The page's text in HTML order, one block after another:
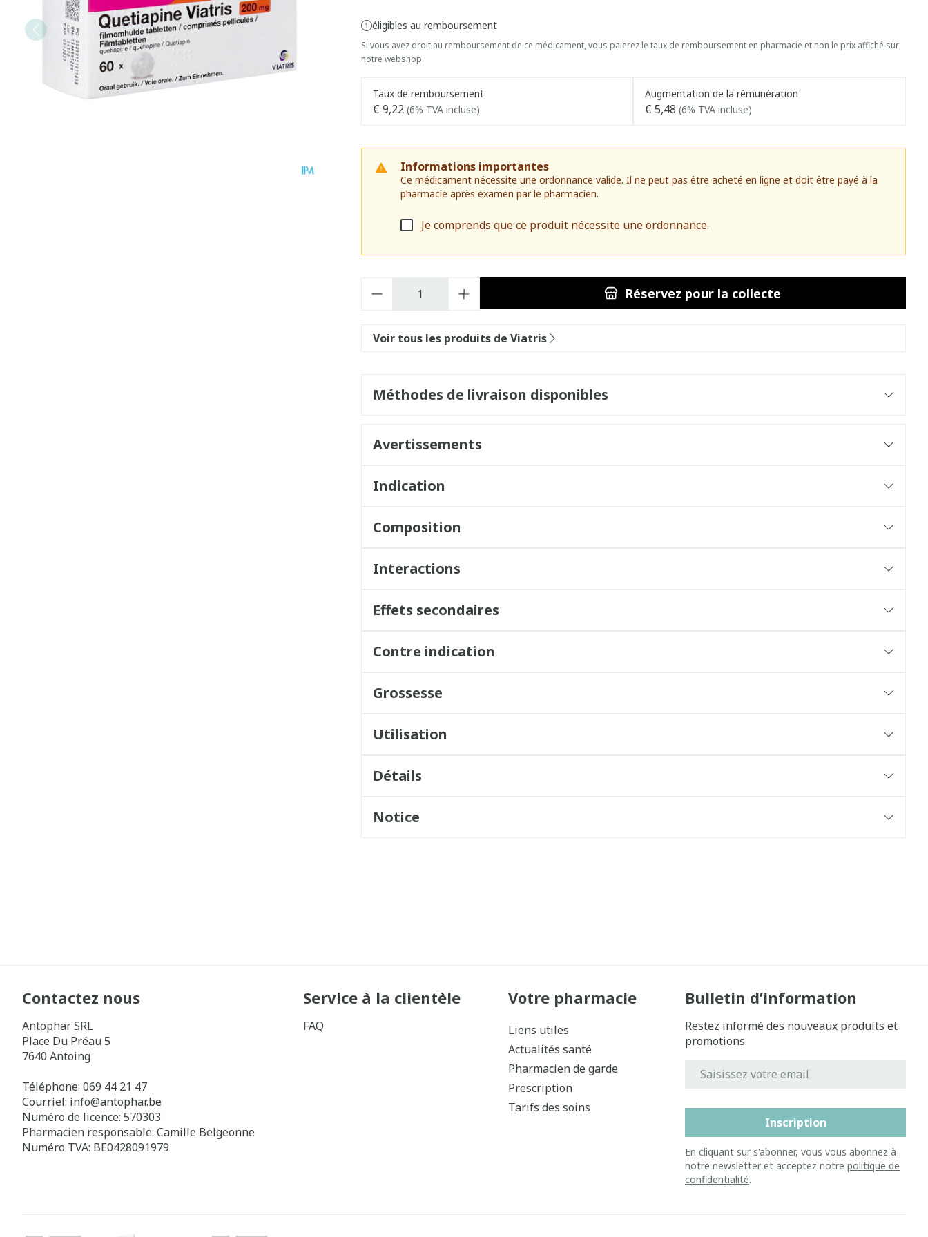
éligibles au remboursement
Si vous avez droit au remboursement de ce médicament, vous paierez le taux de remboursement en pharmacie et non le prix affiché sur
notre webshop.
Taux de remboursement
€ 9,22 (6% TVA incluse)
Augmentation de la rémunération
€ 5,48 (6% TVA incluse)
Informations importantes
Ce médicament nécessite une ordonnance valide. Il ne peut pas être acheté en ligne et doit être payé à la
pharmacie après examen par le pharmacien.
Je comprends que ce produit nécessite une ordonnance.
Réservez pour la collecte
Voir tous les produits de Viatris
Méthodes de livraison disponibles
Avertissements
Indication
Composition
Interactions
Effets secondaires
Contre indication
Grossesse
Utilisation
Détails
Notice
Contactez nous
Antophar SRL
Place Du Préau 5
7640 Antoing
Téléphone: 069 44 21 47
Courriel: info@antophar.be
Numéro de licence: 570303
Pharmacien responsable: Camille Belgeonne
Numéro TVA: BE0428091979
Service à la clientèle
FAQ
Votre pharmacie
Liens utiles
Actualités santé
Pharmacien de garde
Prescription
Tarifs des soins
Bulletin d’information
Restez informé des nouveaux produits et
promotions
Inscription
En cliquant sur s'abonner, vous vous abonnez à
notre newsletter et acceptez notrepolitique de
confidentialité.